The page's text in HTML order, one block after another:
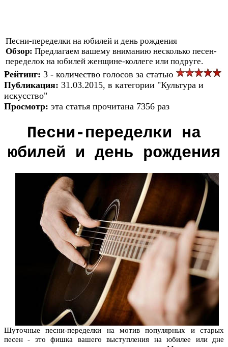
Песни-переделки на юбилей и день рождения
Обзор: Предлагаем вашему вниманию несколько песен-
переделок на юбилей женщине-коллеге или подруге.
Рейтинг: 3 - количество голосов за статью
Публикация: 31.03.2015, в категории "Культура и
искусство"
Просмотр: эта статья прочитана 7356 раз
Песни-переделки на
юбилей и день рождения
Шуточные песни-переделки на мотив популярных и старых
песен - это фишка вашего выступления на юбилее или дне